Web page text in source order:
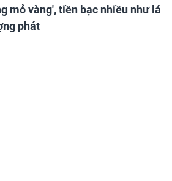
mỏ vàng', tiền bạc nhiều như lá
phát